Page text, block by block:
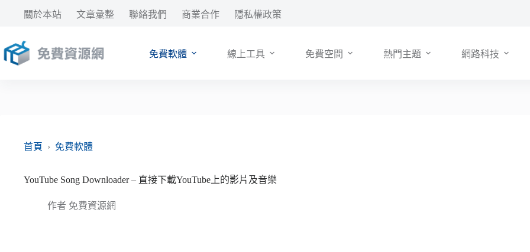
要
內
關於本站 文章彙整 聯絡我們 商業合作 隱私權政策
免費軟體 線上工具 免費空間 熱門主題 網路科技
首頁 › 免費軟體
YouTube Song Downloader – 直接下載YouTube上的影片及音樂
作者 免費資源網